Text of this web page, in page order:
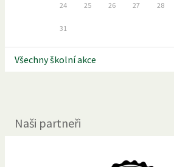
24 25 26 27 28
31
Všechny školní akce
Naši partneři